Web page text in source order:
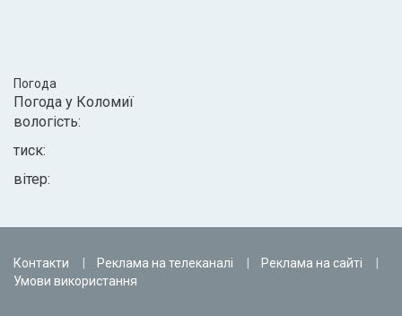
Погода
Погода у Коломиї
вологість:
тиск:
вітер:
Контакти Реклама на телеканалі
Реклама на сайті
Умови використання